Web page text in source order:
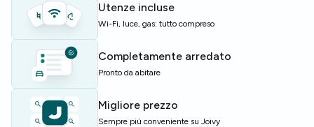
Perfetto per studenti o giovani professionisti che
cercano una soluzione funzionale e ben collegata.
Disponibilità limitata — contattaci per assicurare
l'appartamento.
Utenze incluse
Wi-Fi, luce, gas: tutto compreso
Completamente arredato
Pronto da abitare
Migliore prezzo
Sempre più conveniente su Joivy